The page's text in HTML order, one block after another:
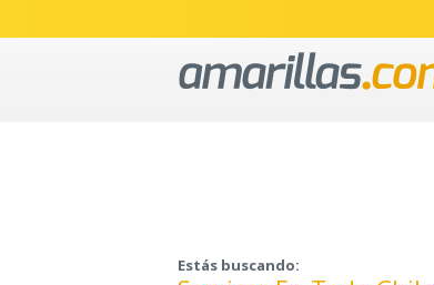
Estás buscando: